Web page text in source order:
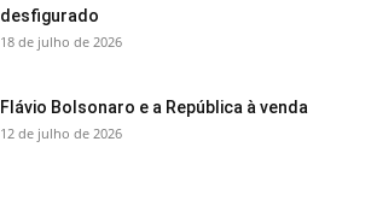
desfigurado
18 de julho de 2026
Flávio Bolsonaro e a República à venda
12 de julho de 2026